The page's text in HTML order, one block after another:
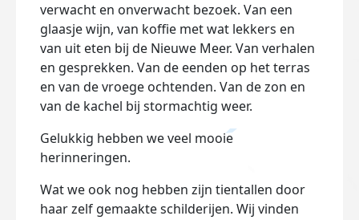
verwacht en onverwacht bezoek. Van een
glaasje wijn, van koffie met wat lekkers en
van uit eten bij de Nieuwe Meer. Van verhalen
en gesprekken. Van de eenden op het terras
en van de vroege ochtenden. Van de zon en
van de kachel bij stormachtig weer.
Gelukkig hebben we veel mooie
herinneringen.
Wat we ook nog hebben zijn tientallen door
haar zelf gemaakte schilderijen. Wij vinden